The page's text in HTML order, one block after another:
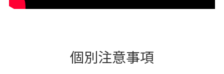
個別注意事項